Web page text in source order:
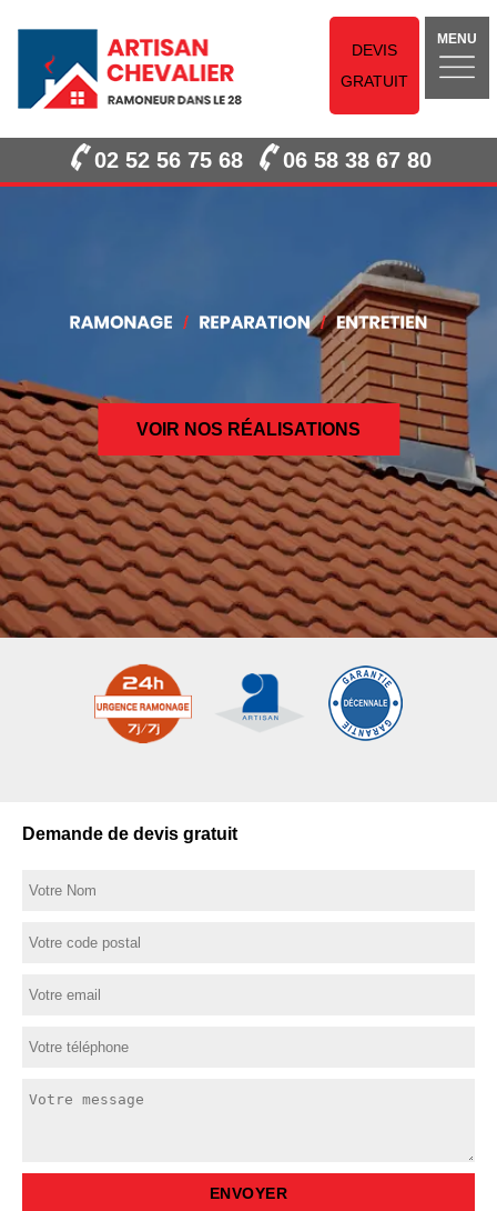
DEVIS
GRATUIT
MENU
02 52 56 75 68 06 58 38 67 80
VOIR NOS RÉALISATIONS
Demande de devis gratuit